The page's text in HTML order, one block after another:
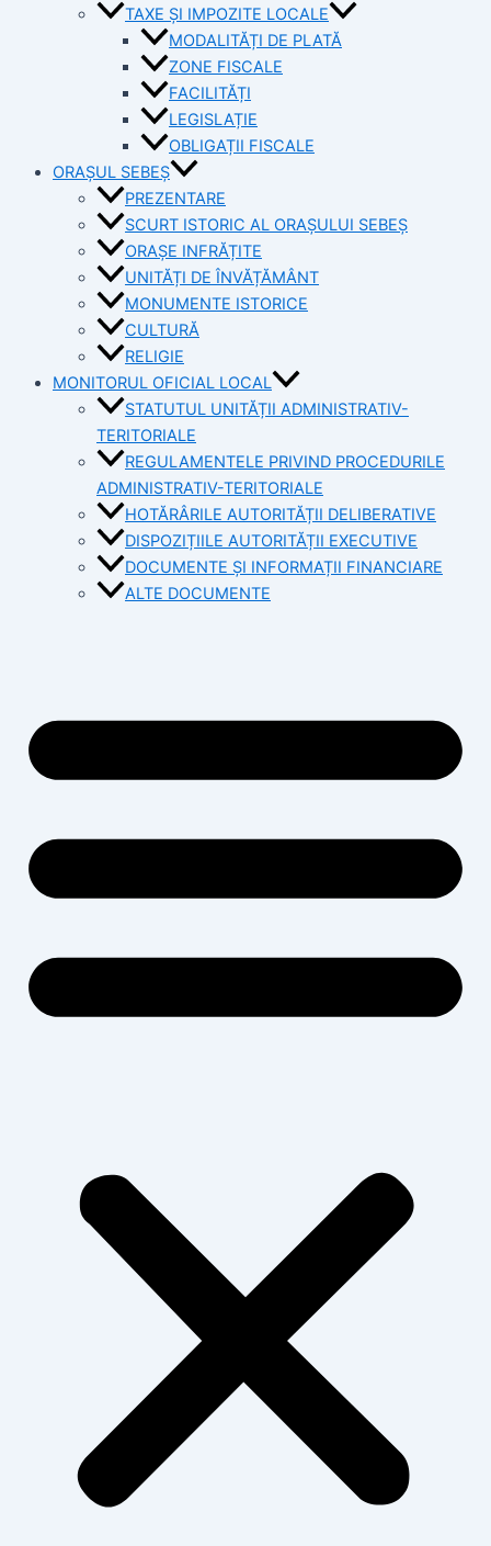
TAXE ȘI IMPOZITE LOCALE
MODALITĂȚI DE PLATĂ
ZONE FISCALE
FACILITĂȚI
LEGISLAȚIE
OBLIGAȚII FISCALE
ORAȘUL SEBEȘ
PREZENTARE
SCURT ISTORIC AL ORAȘULUI SEBEȘ
ORAȘE INFRĂȚITE
UNITĂȚI DE ÎNVĂȚĂMÂNT
MONUMENTE ISTORICE
CULTURĂ
RELIGIE
MONITORUL OFICIAL LOCAL
STATUTUL UNITĂȚII ADMINISTRATIV-
TERITORIALE
REGULAMENTELE PRIVIND PROCEDURILE
ADMINISTRATIV-TERITORIALE
HOTĂRÂRILE AUTORITĂȚII DELIBERATIVE
DISPOZIȚIILE AUTORITĂȚII EXECUTIVE
DOCUMENTE ȘI INFORMAȚII FINANCIARE
ALTE DOCUMENTE